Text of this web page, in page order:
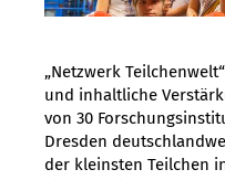
„Netzwerk
und inhaltliche
von 30
Dresden
der kleinsten Teilchen